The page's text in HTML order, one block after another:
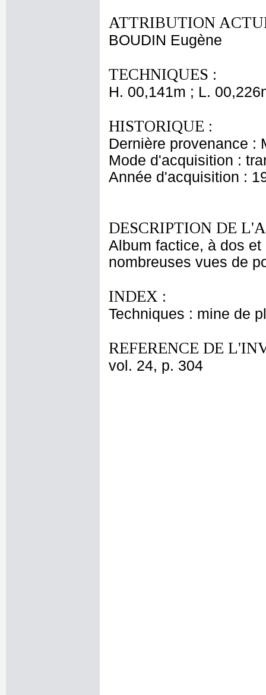
ATTRIBUTION
BOUDIN Eugène
TECHNIQUES :
H. 00,141m ; L.
HISTORIQUE :
Dernière provenance :
Mode d'acquisition :
Année d'acquisition :
DESCRIPTION DE
Album factice, à dos
nombreuses vues de
INDEX :
Techniques : mine de
REFERENCE DE
vol. 24, p. 304